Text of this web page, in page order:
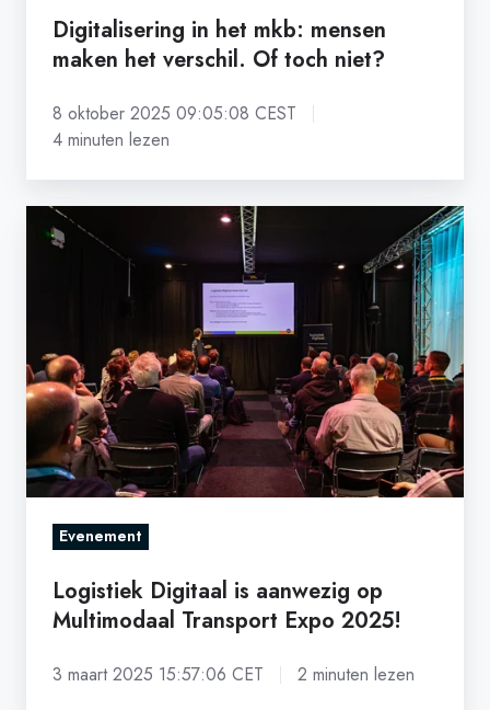
Digitalisering in het mkb: mensen
maken het verschil. Of toch niet?
8 oktober 2025 09:05:08 CEST
4 minuten lezen
Logistiek
Digitaal
Multimodaal
Transport
Expo
2025!
Evenement
Logistiek Digitaal is aanwezig op
Multimodaal Transport Expo 2025!
3 maart 2025 15:57:06 CET 2 minuten lezen